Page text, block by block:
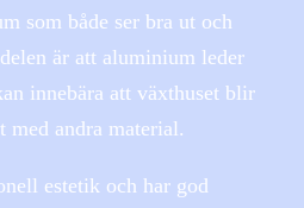
som både ser bra ut och
är att aluminium leder
innebära att växthuset blir
med andra material.
estetik och har god